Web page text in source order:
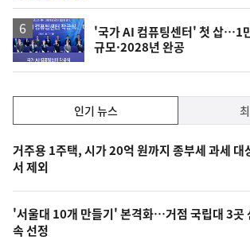
'국가 AI 컴퓨팅센터' 첫 삽…1
규모·2028년 완공
기,
최
신,
오
늘
인기 뉴스
기
뉴
스
거주용 1주택, 시가 20억 원까지 종부세 과세 대
서 제외
'서울대 10개 만들기' 본격화…거점 국립대 3곳
속 선정